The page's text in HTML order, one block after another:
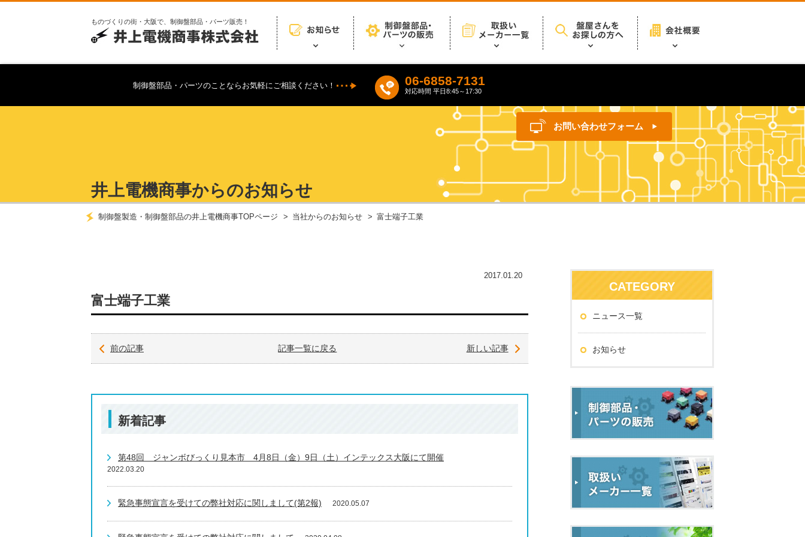
ものづくりの街・大阪で、制御盤部品・パーツ販売！
制御盤部品・パーツのことならお気軽にご相談ください！ 06-6858-7131
対応時間 平日8:45～17:30
お問い合わせフォーム
井上電機商事からのお知らせ
制御盤製造・制御盤部品の井上電機商事TOPページ 当社からのお知らせ 富士端子工業
2017.01.20
富士端子工業
前の記事 記事一覧に戻る 新しい記事
新着記事
第48回 ジャンボびっくり見本市 4月8日（金）9日（土）インテックス大阪にて開催
2022.03.20
緊急事態宣言を受けての弊社対応に関しまして(第2報) 2020.05.07
CATEGORY
ニュース一覧
お知らせ